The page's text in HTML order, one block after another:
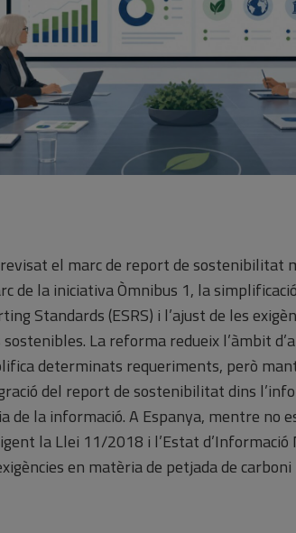
el marc de report de sostenibilitat
de la iniciativa Òmnibus 1, la
Standards (ESRS) i l’ajust de les
La reforma redueix l’àmbit
determinats requeriments, però
del report de sostenibilitat dins
de la informació. A Espanya, mentre no
la Llei 11/2018 i l’Estat d’Informació
en matèria de petjada de carboni